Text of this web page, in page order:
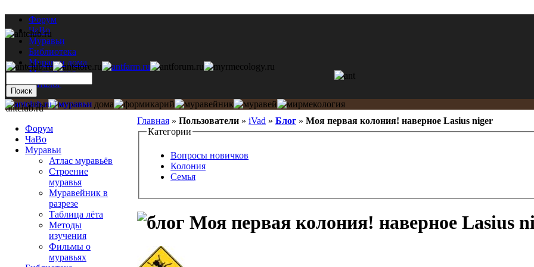
Форум
ЧаВо
Муравьи
Библиотека
Муравьи дома
Мастерская
Каталог
Главная » Пользователи » iVad » Блог » Моя первая колония! наверное Lasius niger
Категории
Вопросы новичков
Колония
Семья
Моя первая колония! наверное Lasius
antclub.ru
Форум
ЧаВо
Муравьи
Атлас муравьёв
Строение
муравья
Муравейник в
разрезе
Таблица лёта
Методы
изучения
Фильмы о
муравьях